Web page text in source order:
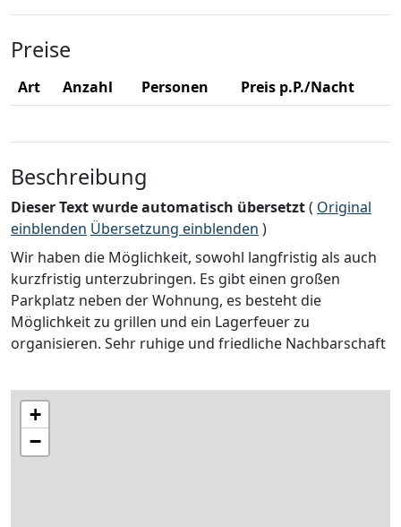
Preise
Art Anzahl Personen Preis p.P./Nacht
Beschreibung
Dieser Text wurde automatisch übersetzt( Original
einblenden Übersetzung einblenden )
Wir haben die Möglichkeit, sowohl langfristig als auch
kurzfristig unterzubringen. Es gibt einen großen
Parkplatz neben der Wohnung, es besteht die
Möglichkeit zu grillen und ein Lagerfeuer zu
organisieren. Sehr ruhige und friedliche Nachbarschaft
+
−